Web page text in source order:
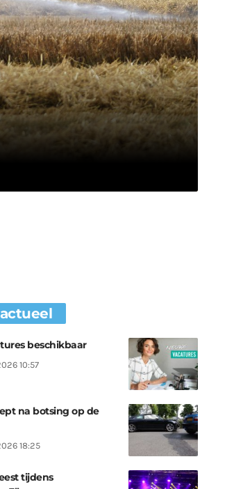
beschikbaar
10:57
na botsing op de
18:25
tijdens